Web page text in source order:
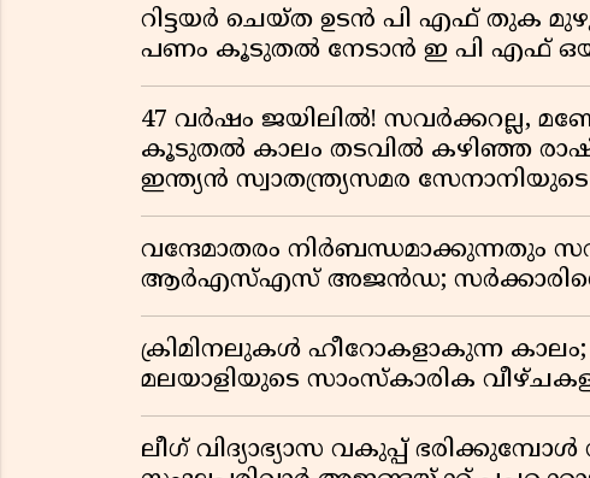
റിട്ടയർ ചെയ്ത ഉടൻ പി എഫ് തുക
പണം കൂടുതൽ നേടാൻ ഇ പി എഫ്
47 വർഷം ജയിലിൽ! സവർക്കറല്ല,
കൂടുതൽ കാലം തടവിൽ കഴിഞ്ഞ
ഇന്ത്യൻ സ്വാതന്ത്ര്യസമര സേനാനിയുടെ
വന്ദേമാതരം നിർബന്ധമാക്കുന്നതും
ആർഎസ്എസ് അജൻഡ;
ക്രിമിനലുകൾ ഹീറോകളാകുന്ന
മലയാളിയുടെ സാംസ്കാരിക
ലീഗ് വിദ്യാഭ്യാസ വകുപ്പ്